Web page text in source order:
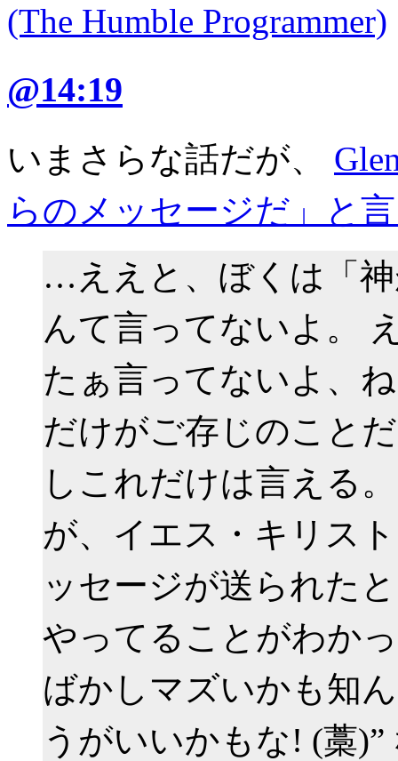
(The Humble Programmer)
@14:19
いまさらな話だが、
らのメッセージだ」と
…ええと、ぼくは「
んて言ってないよ。
たぁ言ってないよ、
だけがご存じのこと
しこれだけは言える
が、イエス・キリス
ッセージが送られた
やってることがわか
ばかしマズいかも知
うがいいかもな! (藁